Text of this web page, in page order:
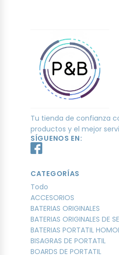
Tu tienda de confianza
productos y el mejor
SÍGUENOS EN:
CATEGORÍAS
Todo
ACCESORIOS
BATERIAS ORIGINALES
BATERIAS ORIGINALES DE
BATERIAS PORTATIL
BISAGRAS DE PORTATIL
BOARDS DE PORTATIL